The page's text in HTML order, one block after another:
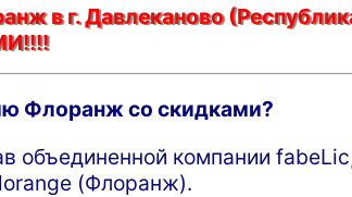
в г. Давлеканово
Флоранж со скидками?
объединенной компании
(Флоранж).